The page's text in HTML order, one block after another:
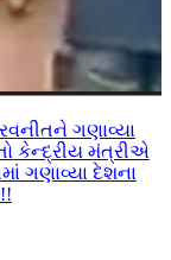
ગણાવ્યા
તો કેન્દ્રીય મંત્રીએ
ગણાવ્યા દેશના